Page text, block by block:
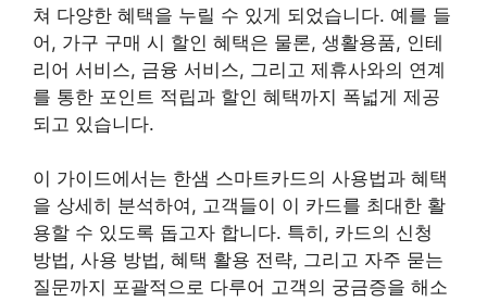
쳐 다양한 혜택을 누릴 수 있게 되었습니다. 예를 들
어, 가구 구매 시 할인 혜택은 물론, 생활용품, 인테
리어 서비스, 금융 서비스, 그리고 제휴사와의 연계
를 통한 포인트 적립과 할인 혜택까지 폭넓게 제공
되고 있습니다.
이 가이드에서는 한샘 스마트카드의 사용법과 혜택
을 상세히 분석하여, 고객들이 이 카드를 최대한 활
용할 수 있도록 돕고자 합니다. 특히, 카드의 신청
방법, 사용 방법, 혜택 활용 전략, 그리고 자주 묻는
질문까지 포괄적으로 다루어 고객의 궁금증을 해소